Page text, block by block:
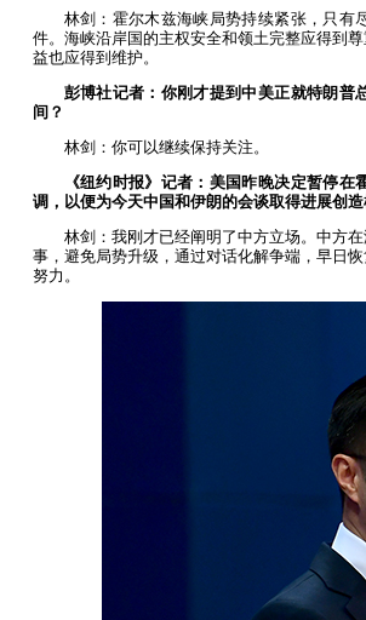
林剑：霍尔木兹海峡局势持续紧张，只有
件。海峡沿岸国的主权安全和领土完整应得到
益也应得到维护。
彭博社记者：你刚才提到中美正就特朗普
间？
林剑：你可以继续保持关注。
《纽约时报》记者：美国昨晚决定暂停
调，以便为今天中国和伊朗的会谈取得进展创造
林剑：我刚才已经阐明了中方立场。中方
事，避免局势升级，通过对话化解争端，早日
努力。